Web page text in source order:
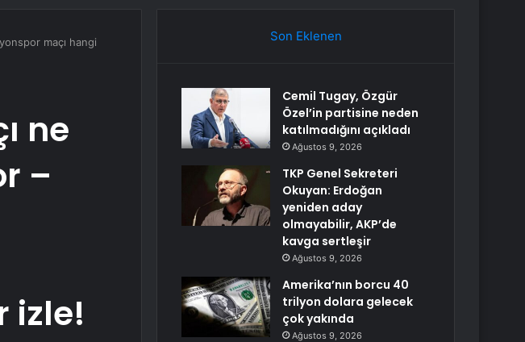
maçı hangi
ne
–
izle!
Son Eklenen
Cemil Tugay, Özgür
Özel’in partisine neden
katılmadığını açıkladı
Ağustos 9, 2026
TKP Genel Sekreteri
Okuyan: Erdoğan
yeniden aday
olmayabilir, AKP’de
kavga sertleşir
Ağustos 9, 2026
Amerika’nın borcu 40
trilyon dolara gelecek
çok yakında
Ağustos 9, 2026